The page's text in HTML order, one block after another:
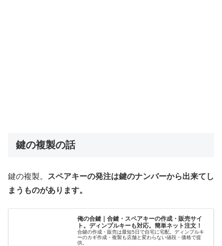
鍵の複製の話
鍵の複製。
スペアキーの発注は鍵のナンバーから出来てし
まうものがあります。
俺の合鍵｜合鍵・スペアキーの作成・販売サイ
ト。ディンプルキーも対応。簡単ネット注文！
合鍵の作成・販売は最短5日で自宅に宅配。ディンプルキ
ーのカギ作成・複製も店舗と変わらない値段・価格で提
供。